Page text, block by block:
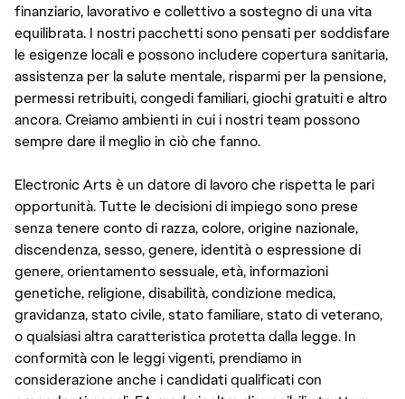
finanziario, lavorativo e collettivo a sostegno di una vita
equilibrata. I nostri pacchetti sono pensati per soddisfare
le esigenze locali e possono includere copertura sanitaria,
assistenza per la salute mentale, risparmi per la pensione,
permessi retribuiti, congedi familiari, giochi gratuiti e altro
ancora. Creiamo ambienti in cui i nostri team possono
sempre dare il meglio in ciò che fanno.
Electronic Arts è un datore di lavoro che rispetta le pari
opportunità. Tutte le decisioni di impiego sono prese
senza tenere conto di razza, colore, origine nazionale,
discendenza, sesso, genere, identità o espressione di
genere, orientamento sessuale, età, informazioni
genetiche, religione, disabilità, condizione medica,
gravidanza, stato civile, stato familiare, stato di veterano,
o qualsiasi altra caratteristica protetta dalla legge. In
conformità con le leggi vigenti, prendiamo in
considerazione anche i candidati qualificati con